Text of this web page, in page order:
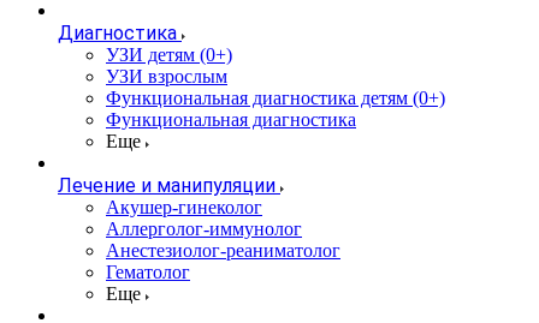
Диагностика
УЗИ детям (0+)
УЗИ взрослым
Функциональная диагностика детям (0+)
Функциональная диагностика
Еще
Лечение и манипуляции
Акушер-гинеколог
Аллерголог-иммунолог
Анестезиолог-реаниматолог
Гематолог
Еще